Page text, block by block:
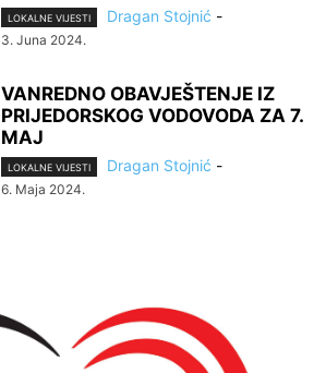
LOKALNE VIJESTI Dragan Stojnić -
3. Juna 2024.
VANREDNO OBAVJEŠTENJE IZ
PRIJEDORSKOG VODOVODA ZA 7.
MAJ
LOKALNE VIJESTI Dragan Stojnić -
6. Maja 2024.